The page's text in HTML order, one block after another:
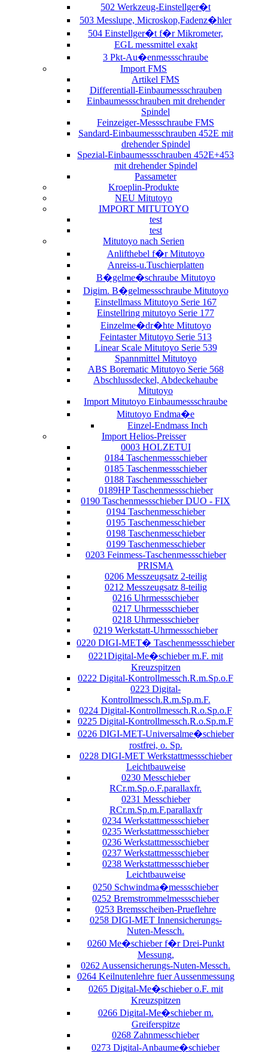
502 Werkzeug-Einstellger�t
503 Messlupe, Microskop,Fadenz�hler
504 Einstellger�t f�r Mikrometer,
EGL messmittel exakt
3 Pkt-Au�enmessschraube
Import FMS
Artikel FMS
Differentiall-Einbaumessschrauben
Einbaumessschrauben mit drehender
Spindel
Feinzeiger-Messschraube FMS
Sandard-Einbaumessschrauben 452E mit
drehender Spindel
Spezial-Einbaumessschrauben 452E+453
mit drehender Spindel
Passameter
Kroeplin-Produkte
NEU Mitutoyo
IMPORT MITUTOYO
test
test
Mitutoyo nach Serien
Anlifthebel f�r Mitutoyo
Anreiss-u.Tuschierplatten
B�gelme�schraube Mitutoyo
Digim. B�gelmessschraube Mitutoyo
Einstellmass Mitutoyo Serie 167
Einstellring mitutoyo Serie 177
Einzelme�dr�hte Mitutoyo
Feintaster Mitutoyo Serie 513
Linear Scale Mitutoyo Serie 539
Spannmittel Mitutoyo
ABS Borematic Mitutoyo Serie 568
Abschlussdeckel, Abdeckehaube
Mitutoyo
Import Mitutoyo Einbaumessschraube
Mitutoyo Endma�e
Einzel-Endmass Inch
Import Helios-Preisser
0003 HOLZETUI
0184 Taschenmessschieber
0185 Taschenmessschieber
0188 Taschenmessschieber
0189HP Taschenmessschieber
0190 Taschenmessschieber DUO - FIX
0194 Taschenmesschieber
0195 Taschenmesschieber
0198 Taschenmesschieber
0199 Taschenmesschieber
0203 Feinmess-Taschenmessschieber
PRISMA
0206 Messzeugsatz 2-teilig
0212 Messzeugsatz 8-teilig
0216 Uhrmessschieber
0217 Uhrmessschieber
0218 Uhrmessschieber
0219 Werkstatt-Uhrmessschieber
0220 DIGI-MET� Taschenmessschieber
0221Digital-Me�schieber m.F. mit
Kreuzspitzen
0222 Digital-Kontrollmessch.R.m.Sp.o.F
0223 Digital-
Kontrollmessch.R.m.Sp.m.F.
0224 Digital-Kontrollmessch.R.o.Sp.o.F
0225 Digital-Kontrollmessch.R.o.Sp.m.F
0226 DIGI-MET-Universalme�schieber
rostfrei, o. Sp.
0228 DIGI-MET Werkstattmessschieber
Leichtbauweise
0230 Messchieber
RCr.m.Sp.o.F.parallaxfr.
0231 Messchieber
RCr.m.Sp.m.F.parallaxfr
0234 Werkstattmessschieber
0235 Werkstattmessschieber
0236 Werkstattmessschieber
0237 Werkstattmessschieber
0238 Werkstattmessschieber
Leichtbauweise
0250 Schwindma�messschieber
0252 Bremstrommelmessschieber
0253 Bremsscheiben-Prueflehre
0258 DIGI-MET Innensicherungs-
Nuten-Messch.
0260 Me�schieber f�r Drei-Punkt
Messung,
0262 Aussensicherungs-Nuten-Messch.
0264 Keilnutenlehre fuer Aussenmessung
0265 Digital-Me�schieber o.F. mit
Kreuzspitzen
0266 Digital-Me�schieber m.
Greiferspitze
0268 Zahnmesschieber
0273 Digital-Anbaume�schieber